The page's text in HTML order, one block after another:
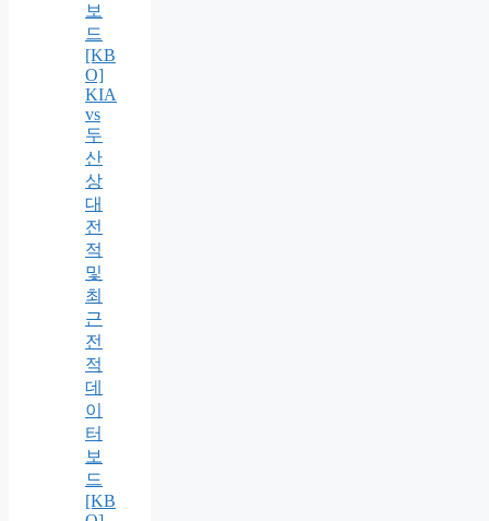
보
드
[KB
O]
KIA
vs
두
산
상
대
전
적
및
최
근
전
적
데
이
터
보
드
[KB